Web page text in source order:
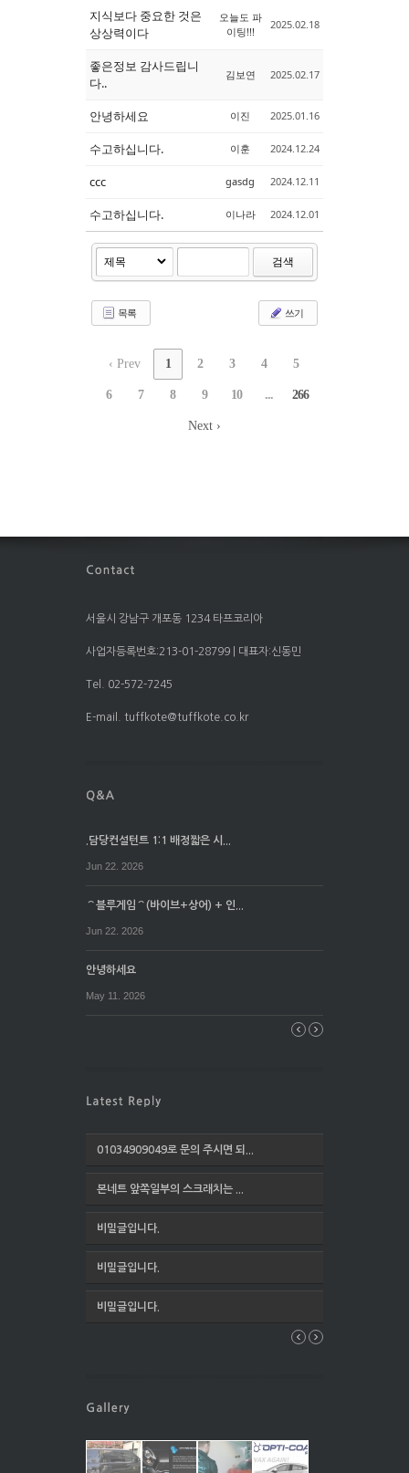
지식보다 중요한 것은
상상력이다
오늘도 파
이팅!!!
2025.02.18
좋은정보 감사드립니
다..
김보연 2025.02.17
안녕하세요 이진 2025.01.16
수고하십니다. 이훈 2024.12.24
ccc gasdg 2024.12.11
수고하십니다. 이나라 2024.12.01
검색
목록 쓰기
‹ Prev 1 2 3 4 5
6 7 8 9 10 ... 266
Next ›
서울시 강남구 개포동 1234 타프코리아
사업자등록번호:213-01-28799 | 대표자:신동민
Tel. 02-572-7245
E-mail. tuffkote@tuffkote.co.kr
.담당컨설턴트 1:1 배정짧은 시...
Jun 22. 2026
⌒블루게임⌒(바이브+상어) + 인...
Jun 22. 2026
안녕하세요
May 11. 2026
01034909049로 문의 주시면 되...
본네트 앞쪽일부의 스크래치는 ...
비밀글입니다.
비밀글입니다.
비밀글입니다.